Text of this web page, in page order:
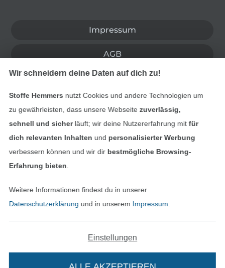
Impressum
AGB
Datenschutz
Kontakt
Bestellung widerrufen
Finde mehr Inspiration
Wir schneidern deine Daten auf dich zu!
Stoffe Hemmers nutzt Cookies und andere Technologien um
zu gewährleisten, dass unsere Webseite zuverlässig,
schnell und sicherläuft; wir deine Nutzererfahrung mitfür
dich relevanten Inhalten und personalisierter Werbung
verbessern können und wir dir bestmögliche Browsing-
Erfahrung bieten
Weitere Informationen findest du in unserer
Datenschutzerklärung und in unserem Impressum
Einstellungen